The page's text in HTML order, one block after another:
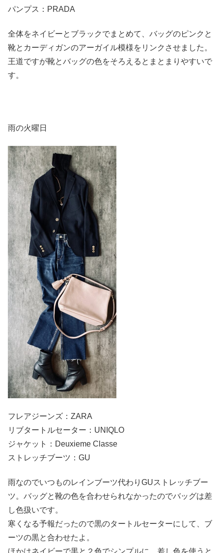
パンプス：PRADA
全体をネイビーとブラックでまとめて、バッグのピンクと
靴とカーディガンのアーガイル模様をリンクさせました。
王道ですが靴とバッグの色をそろえるとまとまりやすいで
す。
雨の火曜日
フレアジーンズ：ZARA
リブタートルセーター：UNIQLO
ジャケット：Deuxieme Classe
ストレッチブーツ：GU
雨なのでいつものレインブーツ代わりGUストレッチブー
ツ。バッグと靴の色を合わせられなかったのでバッグは差
し色扱いです。
寒くなる予報だったので黒のタートルセーターにして、ブ
ーツの黒と合わせたよ。
ほかはネイビーで黒と２色でシンプルに。差し色を使うと